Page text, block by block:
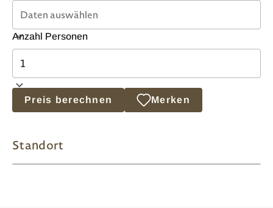
Anzahl Personen
Preis berechnen Merken
Standort